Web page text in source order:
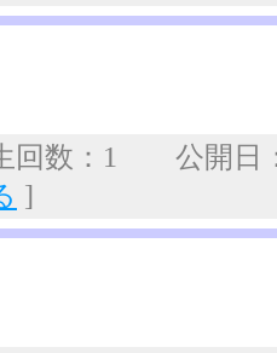
回数：1 公開
]